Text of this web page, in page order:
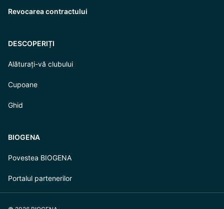
Revocarea contractului
DESCOPERIȚI
Alăturați-vă clubului
Cupoane
Ghid
BIOGENA
Povestea BIOGENA
Portalul partenerilor